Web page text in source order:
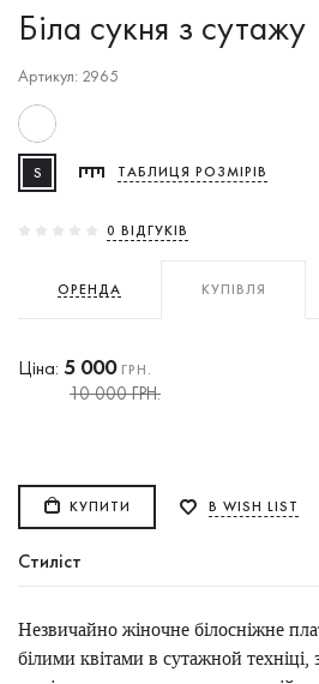
Біла сукня з сутажу
Артикул: 2965
S ТАБЛИЦЯ РОЗМІРІВ
0 ВIДГУКIВ
ОРЕНДА КУПІВЛЯ
Ціна: 5 000ГРН.
10 000 ГРН.
КУПИТИ В WISH LIST
Стиліст
Незвичайно жіночне білосніжне
білими квітами в сутажной